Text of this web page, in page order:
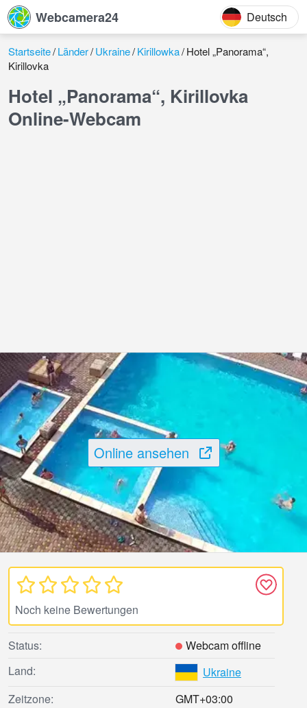
Webcamera24 Deutsch
Startseite Länder Ukraine Kirillowka Hotel „Panorama“,
Kirillovka
Hotel „Panorama“, Kirillovka
Online-Webcam
Online ansehen
Noch keine Bewertungen
Status:
Webcam offline
Land:
Ukraine
Zeitzone:
GMT+03:00